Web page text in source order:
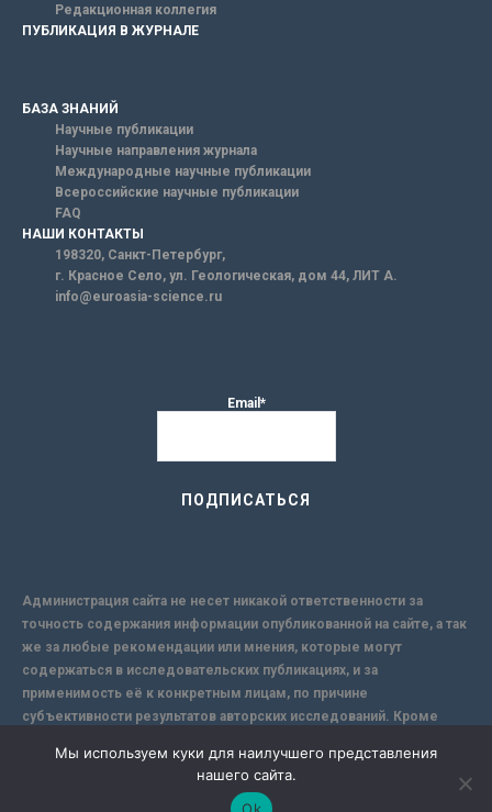
Редакционная коллегия
ПУБЛИКАЦИЯ В ЖУРНАЛЕ
БАЗА ЗНАНИЙ
Научные публикации
Научные направления журнала
Международные научные публикации
Всероссийские научные публикации
FAQ
НАШИ КОНТАКТЫ
198320, Санкт-Петербург,
г. Красное Село, ул. Геологическая, дом 44, ЛИТ А.
info@euroasia-science.ru
Email*
Администрация сайта не несет никакой ответственности за
точность содержания информации опубликованной на сайте, а так
же за любые рекомендации или мнения, которые могут
содержаться в исследовательских публикациях, и за
применимость её к конкретным лицам, по причине
субъективности результатов авторских исследований. Кроме
надежной защиты информации, Сайт не несет ответственности за
информацию, присылаемую через интернет.
Мы используем куки для наилучшего представления
нашего сайта.
Ok